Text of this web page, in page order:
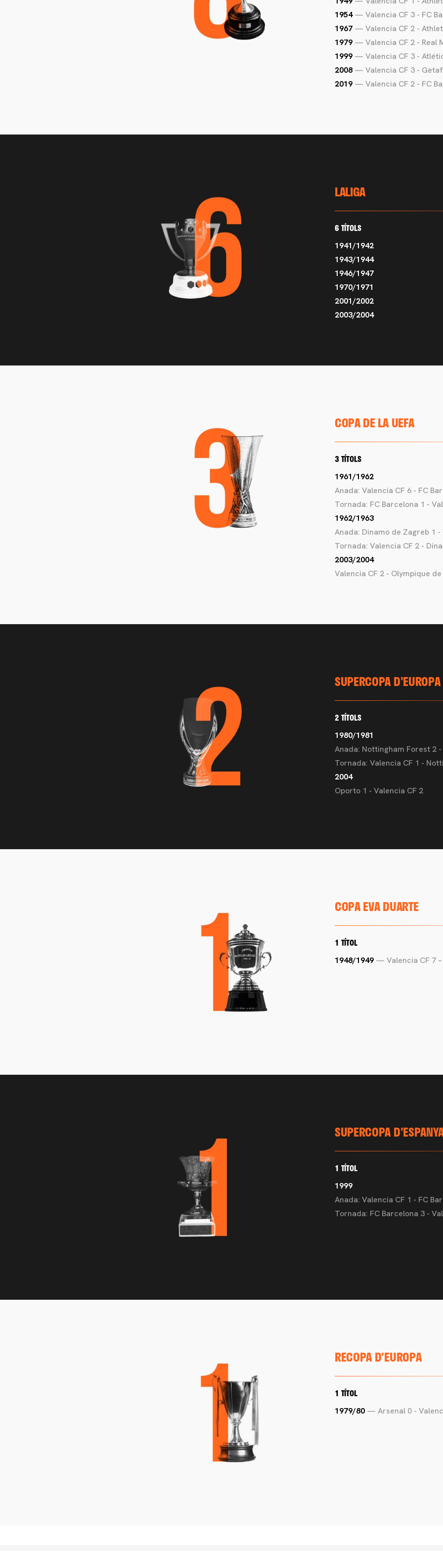
1954— Valencia CF 3 - FC
1967 — Valencia CF 2 -
1979 — Valencia CF 2 - Real
1999 — Valencia CF 3 -
2008 — Valencia CF 3 -
2019 — Valencia CF 2 - FC
LALIGA
6 TÍTOLS
1941/1942
1943/1944
1946/1947
1970/1971
2001/2002
2003/2004
COPA DE LA UEFA
3 TÍTOLS
1961/1962
Anada: Valencia CF 6 - FC
Tornada: FC Barcelona 1 -
1962/1963
Anada: Dinamo de Zagreb 1 -
Tornada: Valencia CF 2 -
2003/2004
Valencia CF 2 - Olympique
SUPERCOPA D'EUROPA
2 TÍTOLS
1980/1981
Anada: Nottingham Forest 2 -
Tornada: Valencia CF 1 -
2004
Oporto 1 - Valencia CF 2
COPA EVA DUARTE
1 TÍTOL
1948/1949 — Valencia CF 7
SUPERCOPA
1 TÍTOL
1999
Anada: Valencia CF 1 - FC
Tornada: FC Barcelona 3 -
RECOPA D'EUROPA
1 TÍTOL
1979/80 — Arsenal 0 -